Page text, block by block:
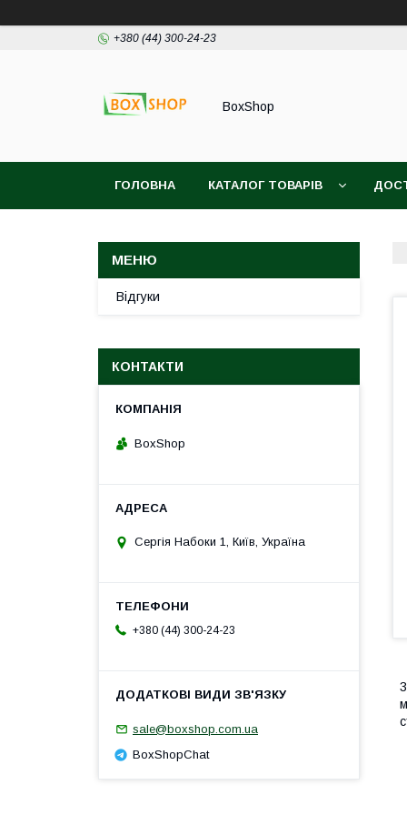
+380 (44) 300-24-23
BoxShop
ГОЛОВНА КАТАЛОГ ТОВАРІВ
Відгуки
КОНТАКТИ
BoxShop
Сергія Набоки 1, Київ, Україна
+380 (44) 300-24-23
sale@boxshop.com.ua
BoxShopChat